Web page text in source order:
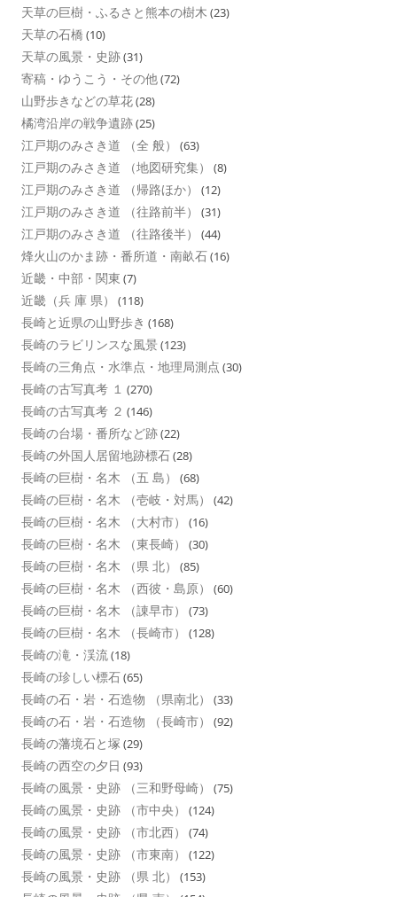
天草の巨樹・ふるさと熊本の樹木 (23)
天草の石橋 (10)
天草の風景・史跡(31)
寄稿・ゆうこう・その他(72)
山野歩きなどの草花(28)
橘湾沿岸の戦争遺跡(25)
江戸期のみさき道 （全 般） (63)
江戸期のみさき道 （地図研究集） (8)
江戸期のみさき道 （帰路ほか） (12)
江戸期のみさき道 （往路前半） (31)
江戸期のみさき道 （往路後半） (44)
烽火山のかま跡・番所道・南畝石(16)
近畿・中部・関東 (7)
近畿（兵 庫 県） (118)
長崎と近県の山野歩き (168)
長崎のラビリンスな風景 (123)
長崎の三角点・水準点・地理局測点 (30)
長崎の古写真考 １ (270)
長崎の古写真考 ２ (146)
長崎の台場・番所など跡(22)
長崎の外国人居留地跡標石(28)
長崎の巨樹・名木 （五 島） (68)
長崎の巨樹・名木 （壱岐・対馬） (42)
長崎の巨樹・名木 （大村市） (16)
長崎の巨樹・名木 （東長崎） (30)
長崎の巨樹・名木 （県 北） (85)
長崎の巨樹・名木 （西彼・島原） (60)
長崎の巨樹・名木 （諌早市） (73)
長崎の巨樹・名木 （長崎市） (128)
長崎の滝・渓流(18)
長崎の珍しい標石(65)
長崎の石・岩・石造物 （県南北） (33)
長崎の石・岩・石造物 （長崎市） (92)
長崎の藩境石と塚 (29)
長崎の西空の夕日 (93)
長崎の風景・史跡 （三和野母崎） (75)
長崎の風景・史跡 （市中央） (124)
長崎の風景・史跡 （市北西） (74)
長崎の風景・史跡 （市東南） (122)
長崎の風景・史跡 （県 北） (153)